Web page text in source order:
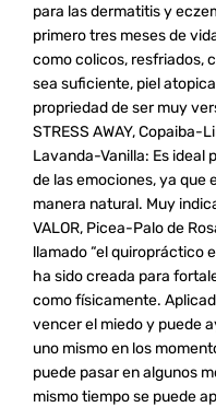
para las dermatitis y
primero tres meses de
como colicos, resfriados,
sea suficiente, piel
propriedad de ser muy
STRESS AWAY,
Lavanda-Vanilla: Es ideal
de las emociones, ya que
manera natural. Muy
VALOR, Picea-Palo de
llamado “el quiropráctico
ha sido creada para
como físicamente.
vencer el miedo y puede
uno mismo en los
puede pasar en algunos
mismo tiempo se puede